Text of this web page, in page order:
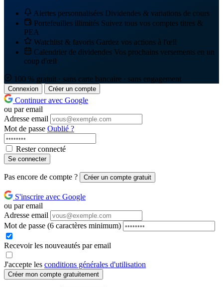
Alertes personnalisées Dividendes & variations de cours
Portefeuilles illimités Suivez tous vos comptes titres &
PEA
Watchlist & favoris Gardez vos actions à l'œil
Calendrier de dividendes Vos prochains versements en un
coup d'œil
100 % gratuit · sans carte bancaire · sans engagement
Connexion Créer un compte
Continuer avec Google
ou par email
Adresse email
Mot de passe Oublié ?
Rester connecté
Se connecter
Pas encore de compte ? Créer un compte gratuit
S'inscrire avec Google
ou par email
Adresse email
Mot de passe (6 caractères minimum)
Recevoir les nouveautés par email
J'accepte les conditions générales d'utilisation
Créer mon compte gratuitement